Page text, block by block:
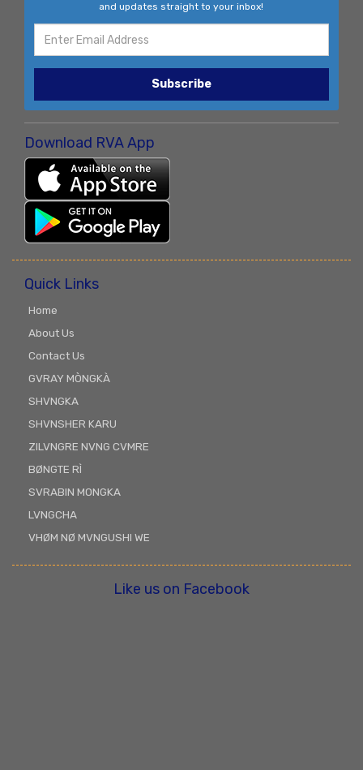
and updates straight to your inbox!
Subscribe
Download RVA App
Quick Links
Home
About Us
Contact Us
GVRAY MÒNGKÀ
SHVNGKA
SHVNSHER KARU
ZILVNGRE NVNG CVMRE
BØNGTE RÌ
SVRABIN MONGKA
LVNGCHA
VHØM NØ MVNGUSHI WE
Like us on Facebook